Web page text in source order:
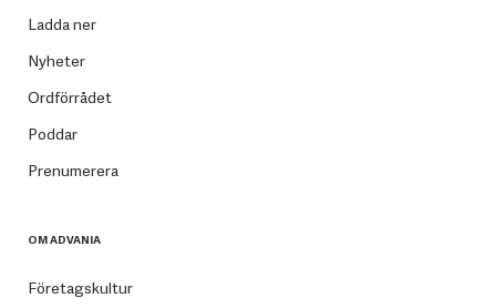
Ladda ner
Nyheter
Ordförrådet
Poddar
Prenumerera
OM ADVANIA
Företagskultur